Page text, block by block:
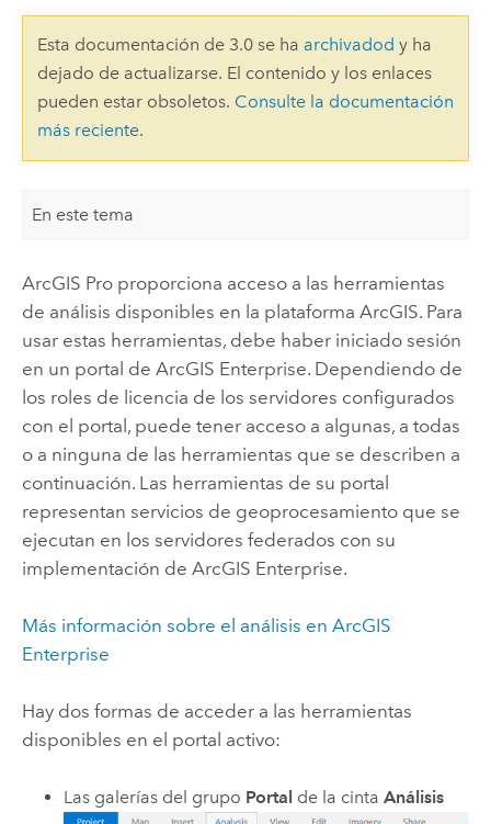
Esta documentación de 3.0 se ha archivadod y ha
dejado de actualizarse. El contenido y los enlaces
pueden estar obsoletos. Consulte la documentación
más reciente.
En este tema
ArcGIS Proproporciona acceso a las herramientas
de análisis disponibles en la plataforma ArcGIS. Para
usar estas herramientas, debe haber iniciado sesión
en un portal de ArcGIS Enterprise. Dependiendo de
los roles de licencia de los servidores configurados
con el portal, puede tener acceso a algunas, a todas
o a ninguna de las herramientas que se describen a
continuación. Las herramientas de su portal
representan servicios de geoprocesamiento que se
ejecutan en los servidores federados con su
implementación de ArcGIS Enterprise.
Más información sobre el análisis en ArcGIS
Enterprise
Hay dos formas de acceder a las herramientas
disponibles en el portal activo:
Las galerías del grupo Portal de la cintaAnálisis